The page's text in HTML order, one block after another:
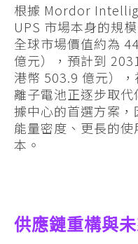
根據 Mordor
UPS 市場本身的規
全球市場價值約為
億元），預計到
港幣 503.9 億元）
離子電池正逐步取
據中心的首選方案
能量密度、更長的
本。
供應鏈重構與